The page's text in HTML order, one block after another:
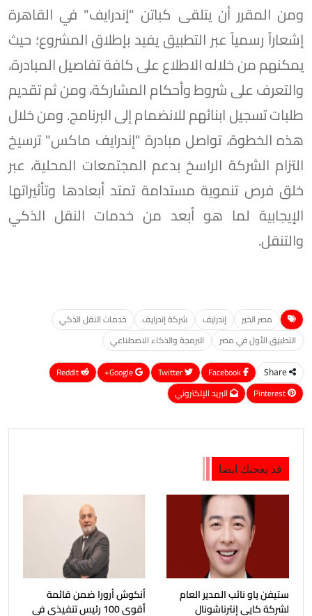
ومن المقرر أن يتلقى كباتن "إندرايف" في القاهرة
إشعاراً رسمياً عبر التطبيق يفيد بإطلاق المشروع؛ حيث
يمكنهم من خلاله الاطلاع على كافة تفاصيل المبادرة،
والتعرف على شروط وأحكام المشاركة، ومن ثم تقديم
طلبات تسجيل ابنائهم للانضمام إلى البرنامج. ومن خلال
هذه الخطوة، تواصل مبادرة "إندرايف ماكس" ترسيخ
التزام الشركة الراسخ بدعم المجتمعات المحلية، عبر
خلق فرص تنموية مستدامة تمتد أبعادها وتأثيراتها
الإيجابية لما هو أبعد من خدمات النقل الذكي
والتنقل.
مصر الخير إندرايف شركة إندرايف
خدمات النقل الذكي
التطبيق الأول في مصر
البرمجة والذكاء الاصطناعي
Share
Google+
ReddIt
Pinterest
البريد الإلكتروني
قد يعجبك ايضا
ستيفن ياو نائب المدير العام
لشركة كايي إنترناشونال
أنكوش أرورا ضمن قائمة
أقوى 100 رئيس تنفيذي في